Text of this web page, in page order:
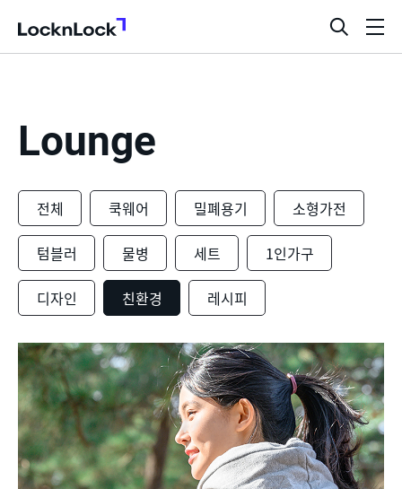
LocknLock
검
색
Lounge
전체 쿡웨어 밀폐용기 소형가전
텀블러 물병 세트 1인가구
디자인 친환경 레시피